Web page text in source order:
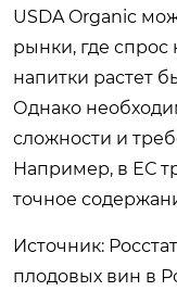
USDA Organic
рынки, где спрос
напитки растет
Однако
сложности и
Например, в ЕС
точное
Источник: Росстат
плодовых вин в